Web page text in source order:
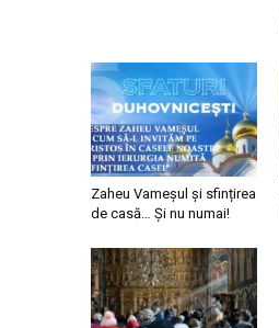
Zaheu Vameșul și sfințirea
de casă… Și nu numai!